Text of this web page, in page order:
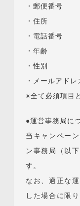
・郵便番号
・住所
・電話番号
・年齢
・性別
・メールアドレ
※全て必須項目
●運営事務局に
当キャンペー
ン事務局（以
す。
なお、適正な
した場合に限